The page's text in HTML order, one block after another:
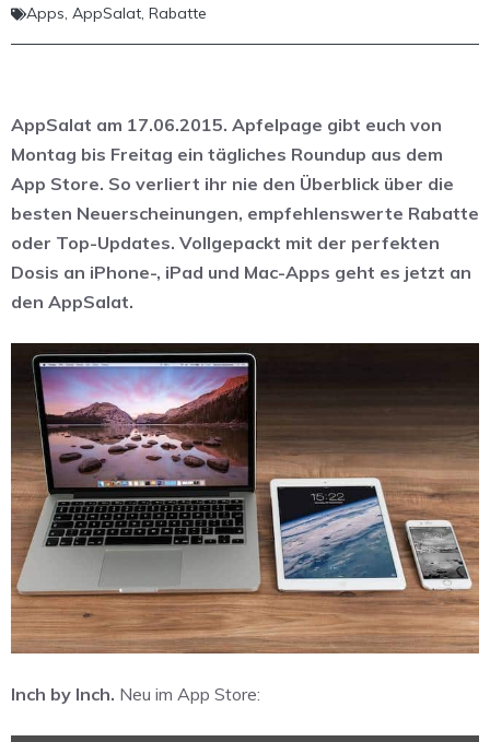
Apps, AppSalat, Rabatte
AppSalat am 17.06.2015. Apfelpage gibt euch von
Montag bis Freitag ein tägliches Roundup aus dem
App Store. So verliert ihr nie den Überblick über die
besten Neuerscheinungen, empfehlenswerte Rabatte
oder Top-Updates. Vollgepackt mit der perfekten
Dosis an iPhone-, iPad und Mac-Apps geht es jetzt an
den AppSalat.
Inch by Inch. Neu im App Store: